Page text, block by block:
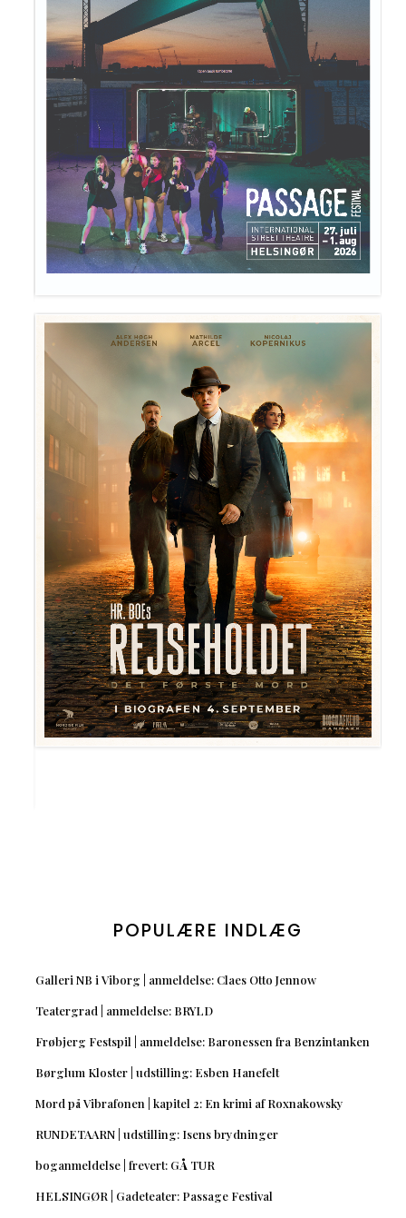
POPULÆRE INDLÆG
Galleri NB i Viborg | anmeldelse: Claes Otto Jennow
Teatergrad | anmeldelse: BRYLD
Frøbjerg Festspil | anmeldelse: Baronessen fra Benzintanken
Børglum Kloster | udstilling: Esben Hanefelt
Mord på Vibrafonen | kapitel 2: En krimi af Roxnakowsky
RUNDETAARN | udstilling: Isens brydninger
boganmeldelse | frevert: GÅ TUR
HELSINGØR | Gadeteater: Passage Festival